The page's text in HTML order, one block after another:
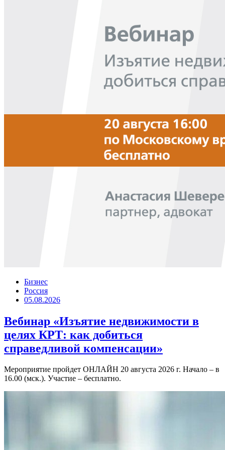
Бизнес
Россия
05.08.2026
Вебинар «Изъятие недвижимости в
целях КРТ: как добиться
справедливой компенсации»
Мероприятие пройдет ОНЛАЙН 20 августа 2026 г. Начало – в
16.00 (мск.). Участие – бесплатно.